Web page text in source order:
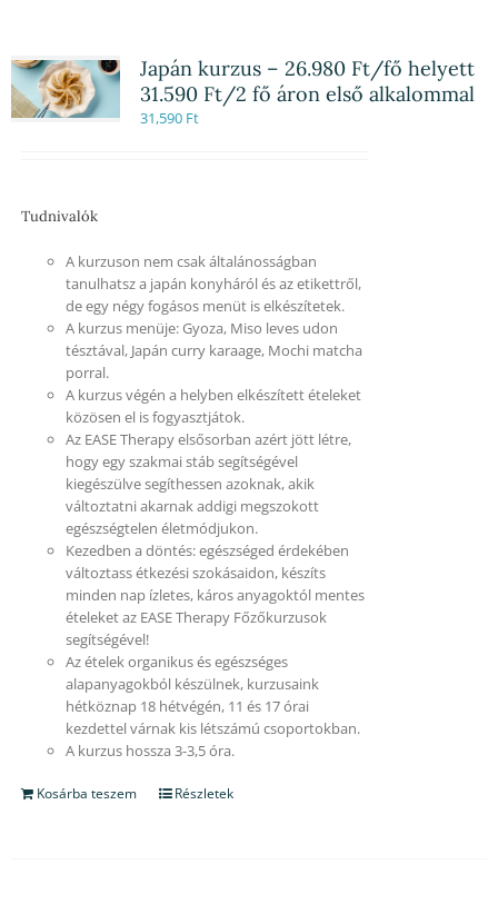
Japán kurzus – 26.980 Ft/fő helyett
31.590 Ft/2 fő áron első alkalommal
31,590 Ft
Tudnivalók
A kurzuson nem csak általánosságban
tanulhatsz a japán konyháról és az etikettről,
de egy négy fogásos menüt is elkészítetek.
A kurzus menüje: Gyoza, Miso leves udon
tésztával, Japán curry karaage, Mochi matcha
porral.
A kurzus végén a helyben elkészített ételeket
közösen el is fogyasztjátok.
Az EASE Therapy elsősorban azért jött létre,
hogy egy szakmai stáb segítségével
kiegészülve segíthessen azoknak, akik
változtatni akarnak addigi megszokott
egészségtelen életmódjukon.
Kezedben a döntés: egészséged érdekében
változtass étkezési szokásaidon, készíts
minden nap ízletes, káros anyagoktól mentes
ételeket az EASE Therapy Főzőkurzusok
segítségével!
Az ételek organikus és egészséges
alapanyagokból készülnek, kurzusaink
hétköznap 18 hétvégén, 11 és 17 órai
kezdettel várnak kis létszámú csoportokban.
A kurzus hossza 3-3,5 óra.
Kosárba teszem Részletek